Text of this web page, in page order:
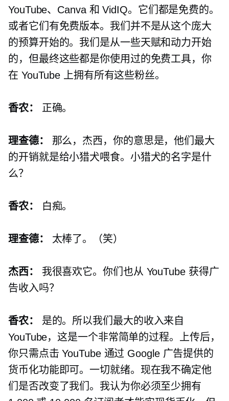
YouTube、Canva 和 VidIQ。它们都是免费的。
或者它们有免费版本。我们并不是从这个庞大
的预算开始的。我们是从一些天赋和动力开始
的，但最终这些都是你使用过的免费工具，你
在 YouTube 上拥有所有这些粉丝。
香农： 正确。
理查德：
那么，杰西，你的意思是，他们最大
的开销就是给小猎犬喂食。小猎犬的名字是什
么？
香农： 白痴。
理查德： 太棒了。（笑）
杰西：
我很喜欢它。你们也从 YouTube 获得广
告收入吗？
香农：
是的。所以我们最大的收入来自
YouTube，这是一个非常简单的过程。上传后，
你只需点击 YouTube 通过 Google 广告提供的
货币化功能即可。一切就绪。现在我不确定他
们是否改变了我们。我认为你必须至少拥有